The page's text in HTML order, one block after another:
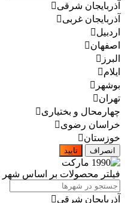
آذربایجان شرقی
آذربایجان غربی
اردبیل
اصفهان
البرز
ایلام
بوشهر
تهران
چهارمحال و بختیاری
خراسان رضوی
خوزستان
انصراف تایید
فیلتر محصولات بر اساس شهر
آذربایجان شرقی